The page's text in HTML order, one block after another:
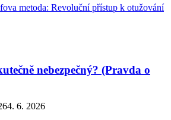
metoda: Revoluční přístup k otužování
nebezpečný? (Pravda o
4. 6. 2026